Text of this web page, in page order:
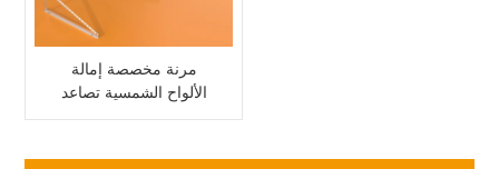
مرنة مخصصة إمالة
الألواح الشمسية تصاعد
بين قوسين